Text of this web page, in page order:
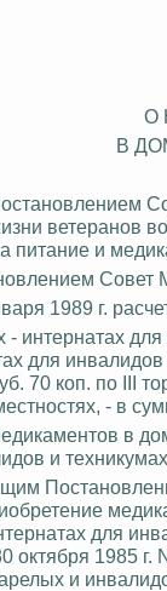
О
В
ветеранов
питание и
Совет
1989 г.
- интернатах
для
70 коп. по III
- в
в
и
для
1985 г.
и